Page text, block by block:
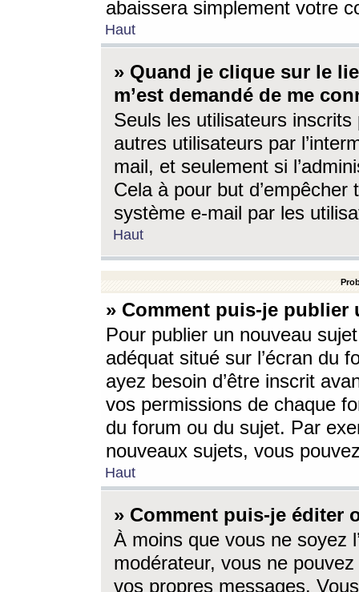
abaissera simplement votre
Haut
» Quand je clique sur le
m’est demandé de me
Seuls les utilisateurs
autres utilisateurs par
mail, et seulement si
Cela à pour but
système e-mail par les
Haut
» Comment puis-je
Pour publier un nouveau
adéquat situé sur l’écran du
ayez besoin d’être inscrit
vos permissions de chaque
du forum ou du sujet. Par
nouveaux sujets, vous
Haut
» Comment puis-je éditer
À moins que vous ne soyez
modérateur, vous ne
vos propres messages.